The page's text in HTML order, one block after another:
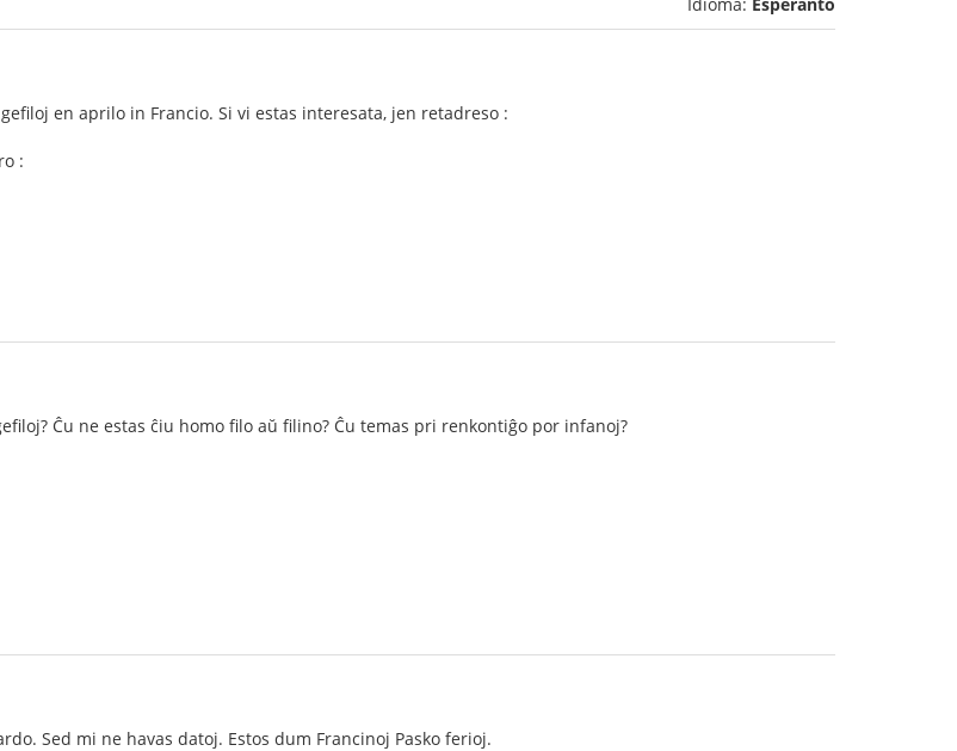
en aprilo in Francio. Si vi estas interesata, jen retadreso :
:
Ĉu ne estas ĉiu homo filo aŭ filino? Ĉu temas pri renkontiĝo por infanoj?
Sed mi ne havas datoj. Estos dum Francinoj Pasko ferioj.